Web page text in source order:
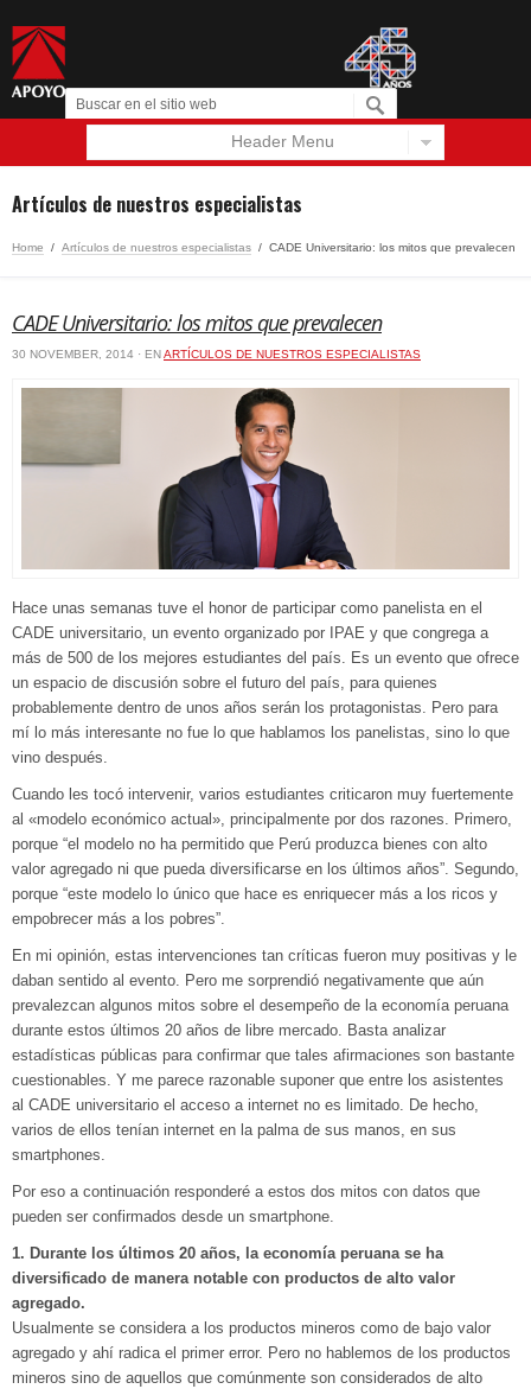
Header Menu
Artículos de nuestros especialistas
Home / Artículos de nuestros especialistas / CADE Universitario: los mitos que prevalecen
CADE Universitario: los mitos que prevalecen
30 NOVEMBER, 2014 · ENARTÍCULOS DE NUESTROS ESPECIALISTAS
Hace unas semanas tuve el honor de participar como panelista en el
CADE universitario, un evento organizado por IPAE y que congrega a
más de 500 de los mejores estudiantes del país. Es un evento que ofrece
un espacio de discusión sobre el futuro del país, para quienes
probablemente dentro de unos años serán los protagonistas. Pero para
mí lo más interesante no fue lo que hablamos los panelistas, sino lo que
vino después.
Cuando les tocó intervenir, varios estudiantes criticaron muy fuertemente
al «modelo económico actual», principalmente por dos razones. Primero,
porque “el modelo no ha permitido que Perú produzca bienes con alto
valor agregado ni que pueda diversificarse en los últimos años”. Segundo,
porque “este modelo lo único que hace es enriquecer más a los ricos y
empobrecer más a los pobres”.
En mi opinión, estas intervenciones tan críticas fueron muy positivas y le
daban sentido al evento. Pero me sorprendió negativamente que aún
prevalezcan algunos mitos sobre el desempeño de la economía peruana
durante estos últimos 20 años de libre mercado. Basta analizar
estadísticas públicas para confirmar que tales afirmaciones son bastante
cuestionables. Y me parece razonable suponer que entre los asistentes
al CADE universitario el acceso a internet no es limitado. De hecho,
varios de ellos tenían internet en la palma de sus manos, en sus
smartphones.
Por eso a continuación responderé a estos dos mitos con datos que
pueden ser confirmados desde un smartphone.
1. Durante los últimos 20 años, la economía peruana se ha
diversificado de manera notable con productos de alto valor
agregado.
Usualmente se considera a los productos mineros como de bajo valor
agregado y ahí radica el primer error. Pero no hablemos de los productos
mineros sino de aquellos que comúnmente son considerados de alto